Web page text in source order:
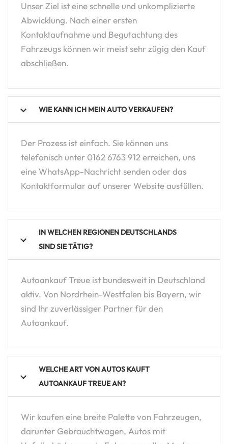
Unser Ziel ist eine schnelle und unkomplizierte
Abwicklung. Nach einer ersten
Kontaktaufnahme und Begutachtung des
Fahrzeugs können wir meist sehr zügig den Kauf
abschließen.
WIE KANN ICH MEIN AUTO VERKAUFEN?
Der Prozess ist einfach. Sie können uns
telefonisch unter 0162 6763 912 erreichen, uns
eine WhatsApp-Nachricht senden oder das
Kontaktformular auf unserer Website ausfüllen.
IN WELCHEN REGIONEN DEUTSCHLANDS
SIND SIE TÄTIG?
Autoankauf Treue ist bundesweit in Deutschland
aktiv. Von Nordrhein-Westfalen bis Bayern, wir
sind Ihr zuverlässiger Partner für den
Autoankauf.
WELCHE ART VON AUTOS KAUFT
AUTOANKAUF TREUE AN?
Wir kaufen eine breite Palette von Fahrzeugen,
darunter Gebrauchtwagen, Autos mit